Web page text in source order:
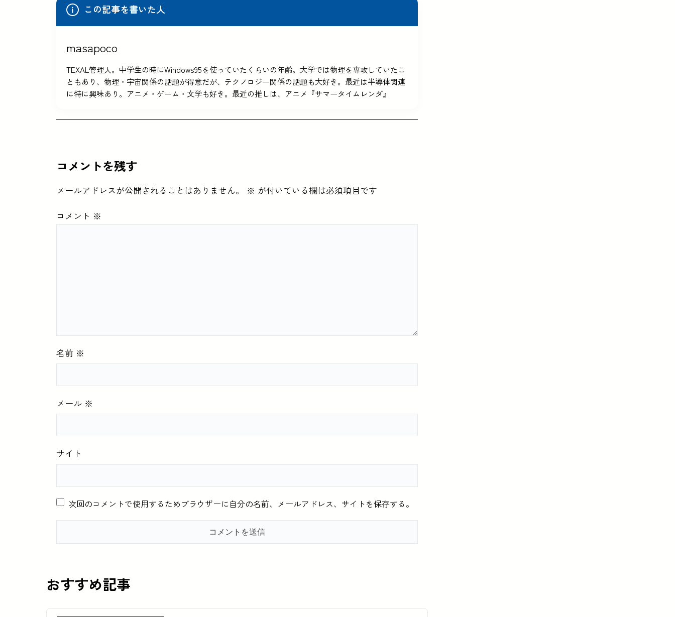
この記事を書いた人
masapoco
TEXAL管理人。中学生の時にWindows95を使っていたくらいの年齢。大学では物理を専攻していたこ
ともあり、物理・宇宙関係の話題が得意だが、テクノロジー関係の話題も大好き。最近は半導体関連
に特に興味あり。アニメ・ゲーム・文学も好き。最近の推しは、アニメ『サマータイムレンダ』
コメントを残す
メールアドレスが公開されることはありません。 ※ が付いている欄は必須項目です
コメント ※
名前 ※
メール ※
サイト
次回のコメントで使用するためブラウザーに自分の名前、メールアドレス、サイトを保存する。
おすすめ記事